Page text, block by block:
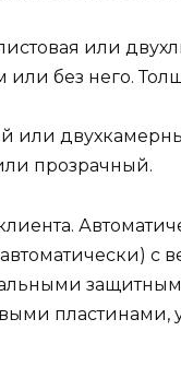
или
без него.
или
прозрачный.
с
пластинами,